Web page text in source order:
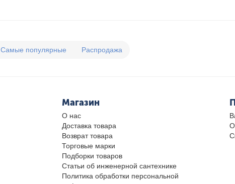
Самые популярные Распродажа
Магазин
О нас
Доставка товара
Возврат товара
Торговые марки
Подборки товаров
Статьи об инженерной сантехнике
Политика обработки персональной